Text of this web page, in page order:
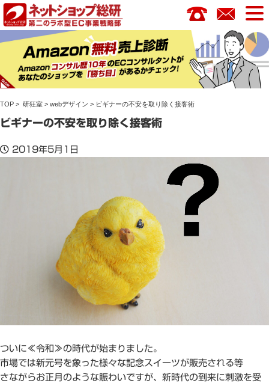
コ
ン
へ
キ
ッ
TOP > 研狂室 > webデザイン > ビギナーの不安を取り除く接客術
ビギナーの不安を取り除く接客術
2019年5月1日
ついに≪令和≫の時代が始まりました。
市場では新元号を象った様々な記念スイーツが販売される等
さながらお正月のような賑わいですが、新時代の到来に刺激を受